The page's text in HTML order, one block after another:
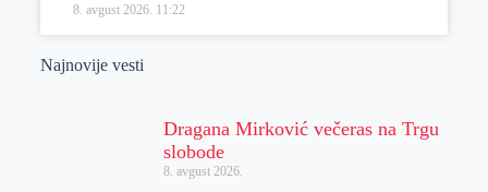
8. avgust 2026. 11:22
Najnovije vesti
Dragana Mirković večeras na Trgu
slobode
8. avgust 2026.